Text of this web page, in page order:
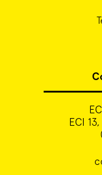
ECI